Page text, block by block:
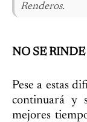
Renderos.
NO SE RINDE
Pese a estas
continuará y
mejores